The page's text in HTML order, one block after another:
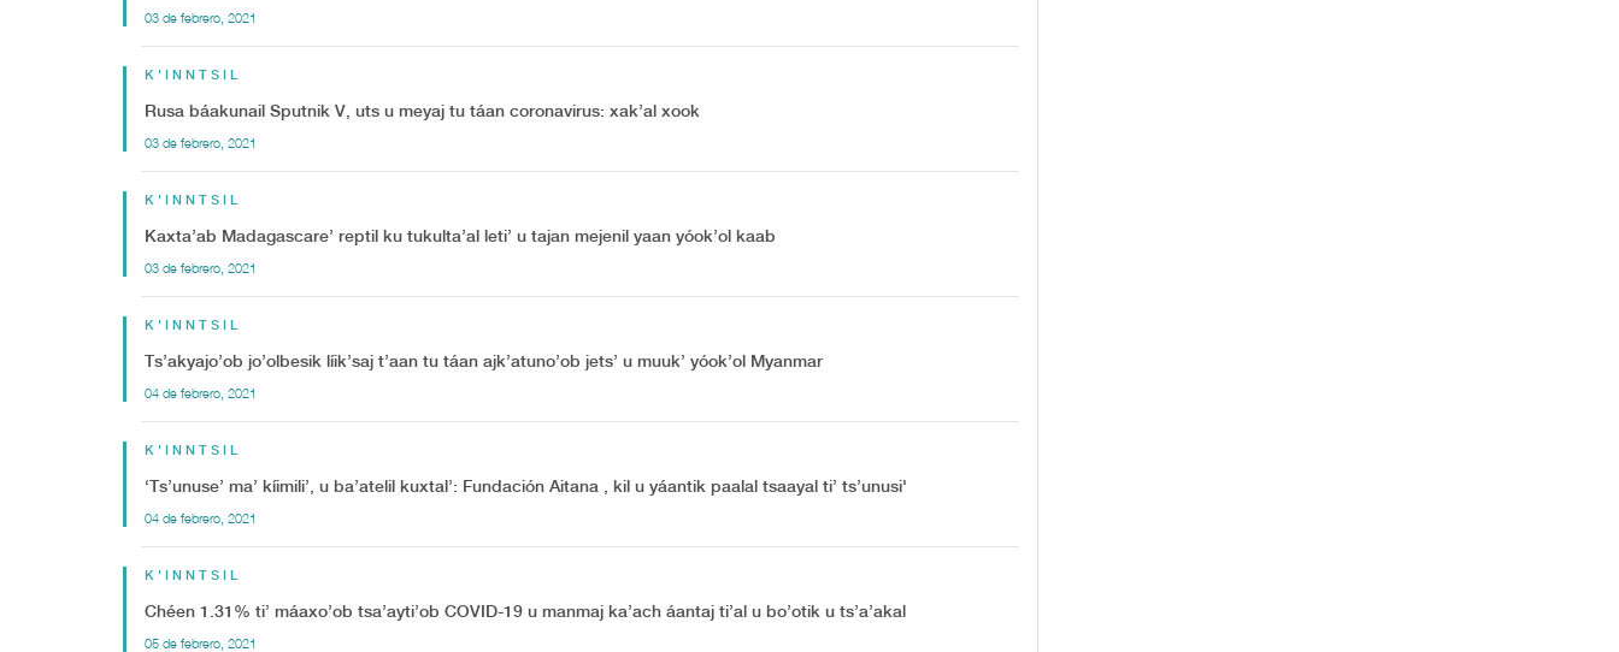
03 de febrero, 2021
K'INNTSIL
Rusa báakunail Sputnik V, uts u meyaj tu táan coronavirus: xak’al xook
03 de febrero, 2021
K'INNTSIL
Kaxta’ab Madagascare’ reptil ku tukulta’al leti’ u tajan mejenil yaan yóok’ol kaab
03 de febrero, 2021
K'INNTSIL
Ts’akyajo’ob jo’olbesik líik’saj t’aan tu táan ajk’atuno’ob jets’ u muuk’ yóok’ol Myanmar
04 de febrero, 2021
K'INNTSIL
‘Ts’unuse’ ma’ kíimili’, u ba’atelil kuxtal’: Fundación Aitana , kil u yáantik paalal tsaayal ti’ ts’unusi'
04 de febrero, 2021
K'INNTSIL
Chéen 1.31% ti’ máaxo’ob tsa’ayti’ob COVID-19 u manmaj ka’ach áantaj ti’al u bo’otik u ts’a’akal
05 de febrero, 2021